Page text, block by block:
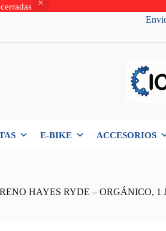
E-BIKE ACCESORIOS
HAYES RYDE – ORGÁNICO, 1